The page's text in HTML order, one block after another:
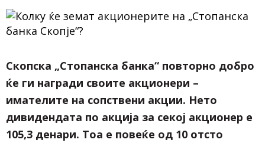
Скопска „Стопанска банка“ повторно добро
ќе ги награди своите акционери –
имателите на сопствени акции. Нето
дивидендата по акција за секој акционер е
105,3 денари. Тоа е повеќе од 10 отсто